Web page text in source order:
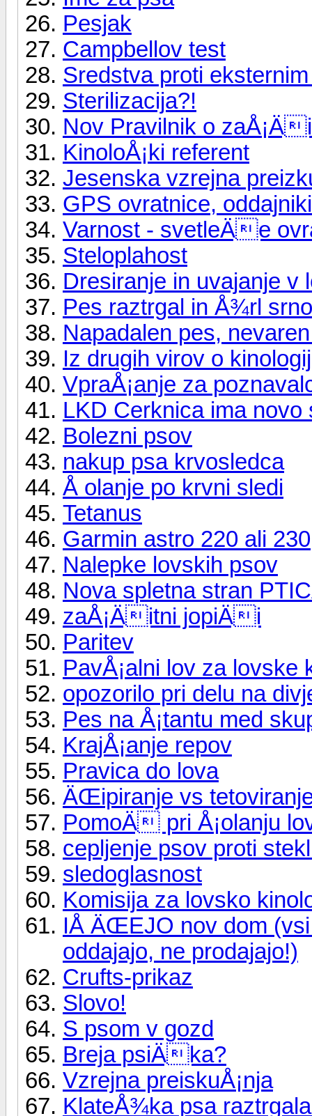
Pesjak
Campbellov test
Sredstva proti
Sterilizacija?!
Nov Pravilnik o
KinoloÅ¡ki referent
Jesenska vzrejna
GPS ovratnice,
Varnost - svetleÄe
Steloplahost
Dresiranje in uvajanje v
Pes raztrgal in Å¾rl srno
Napadalen pes,
Iz drugih virov o
VpraÅ¡anje za
LKD Cerknica ima novo
Bolezni psov
nakup psa krvosledca
Å olanje po krvni sledi
Tetanus
Garmin astro 220 ali 230
Nalepke lovskih psov
Nova spletna stran
zaÅ¡Äitni jopiÄi
Paritev
PavÅ¡alni lov za lovske
opozorilo pri delu na
Pes na Å¡tantu med
KrajÅ¡anje repov
Pravica do lova
ÄŒipiranje vs
PomoÄ pri Å¡olanju
cepljenje psov proti
sledoglasnost
Komisija za lovsko
IÅ ÄŒEJO nov dom
oddajajo, ne prodajajo!)
Crufts-prikaz
Slovo!
S psom v gozd
Breja psiÄka?
Vzrejna preiskuÅ¡nja
KlateÅ¾ka psa